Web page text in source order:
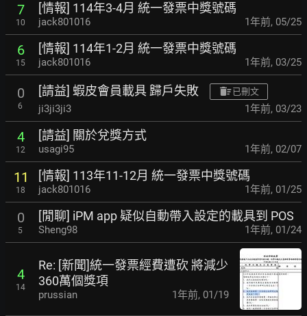
7
10
[情報] 114年3-4月 統一發票中獎號碼
jack801016 1年前, 05/25
6
15
[情報] 114年1-2月 統一發票中獎號碼
jack801016 1年前, 03/25
0
6
[請益] 蝦皮會員載具 歸戶失敗 已刪文
ji3ji3ji3 1年前, 03/23
4
12
[請益] 關於兌獎方式
usagi95 1年前, 02/07
11
18
[情報] 113年11-12月 統一發票中獎號碼
jack801016 1年前, 01/25
0
5
[閒聊] iPM app 疑似自動帶入設定的載具到 POS
Sheng98 1年前, 01/24
4
14
Re: [新聞]統一發票經費遭砍 將減少
360萬個獎項
prussian 1年前, 01/19